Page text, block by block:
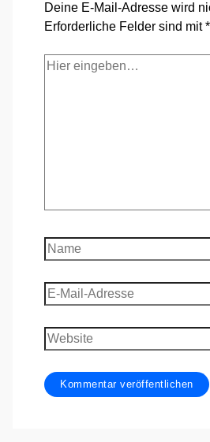
Deine E-Mail-Adresse wird
Erforderliche Felder sind mit*
Hier
Name
E-
Mail-
Adresse
Website